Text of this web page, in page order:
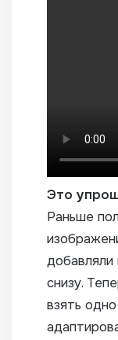
Это
Раньше
снизу.
взять